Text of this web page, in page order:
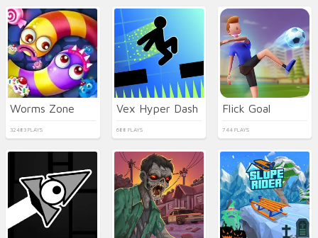
Worms Zone
32483 PLAYS
Vex Hyper Dash
688 PLAYS
Flick Goal
744 PLAYS